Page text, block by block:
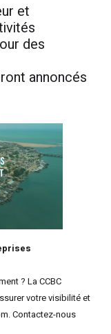
et
des
annoncés
? La CCBC
votre visibilité et
Contactez-nous